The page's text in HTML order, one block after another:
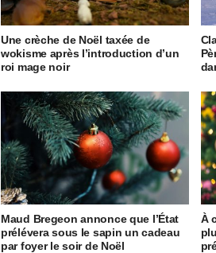
Une crèche de Noël taxée de
wokisme après l’introduction d’un
roi mage noir
Maud Bregeon annonce que l’État
prélévera sous le sapin un cadeau
par foyer le soir de Noël
À